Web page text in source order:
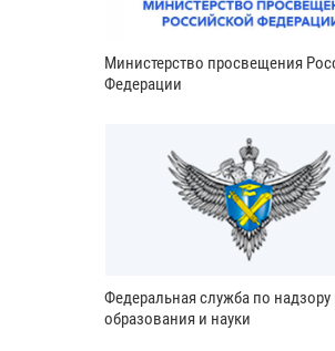
Министерство просвещения
Федерации
Федеральная служба по надзору
образования и науки